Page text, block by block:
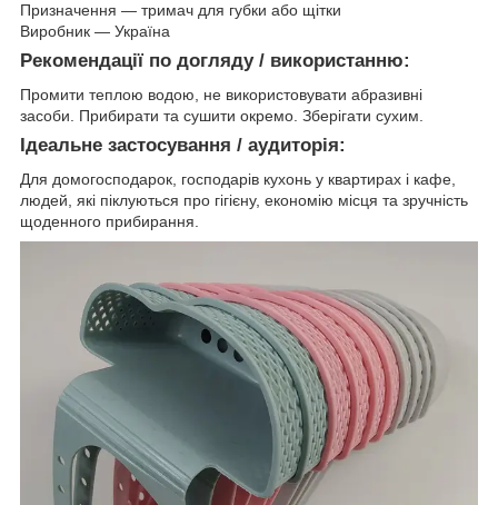
Призначення — тримач для губки або щітки
Виробник — Україна
Рекомендації по догляду / використанню:
Промити теплою водою, не використовувати абразивні
засоби. Прибирати та сушити окремо. Зберігати сухим.
Ідеальне застосування / аудиторія:
Для домогосподарок, господарів кухонь у квартирах і кафе,
людей, які піклуються про гігієну, економію місця та зручність
щоденного прибирання.